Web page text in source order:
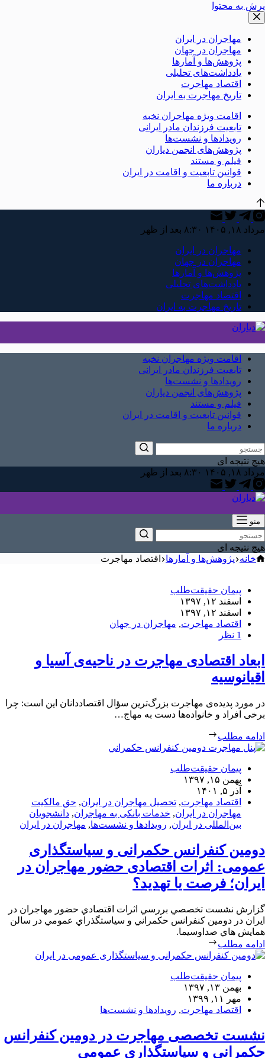
پرش به محتوا
مهاجران در ایران
مهاجران در جهان
پژوهش‌ها و آمارها
یادداشت‌های تحلیلی
اقتصاد مهاجرت
تاریخ مهاجرت به ایران
اقامت ویژه مهاجران نخبه
تابعیت فرزندان مادر ایرانی
رویدادها و نشست‌ها
پژوهش‌های انجمن دیاران
فیلم و مستند
قوانین تابعیت و اقامت در ایران
درباره ما
مرداد ۱۸, ۱۴۰۵ ۸:۳۰ بعد از ظهر
مهاجران در ایران
مهاجران در جهان
پژوهش‌ها و آمارها
یادداشت‌های تحلیلی
اقتصاد مهاجرت
تاریخ مهاجرت به ایران
اقامت ویژه مهاجران نخبه
تابعیت فرزندان مادر ایرانی
رویدادها و نشست‌ها
پژوهش‌های انجمن دیاران
فیلم و مستند
قوانین تابعیت و اقامت در ایران
درباره ما
هیچ نتیجه ای
مرداد ۱۸, ۱۴۰۵ ۸:۳۰ بعد از ظهر
منو
هیچ نتیجه ای
خانه پژوهش‌ها و آمارها اقتصاد مهاجرت
پیمان حقیقت‌طلب
اسفند ۱۲, ۱۳۹۷
اسفند ۱۲, ۱۳۹۷
اقتصاد مهاجرت, مهاجران در جهان
1 نظر
ابعاد اقتصادی مهاجرت در ناحیه‌ی آسیا و
اقیانوسیه
در مورد پدیده‌ی مهاجرت بزرگ‌ترین سؤال اقتصاددانان این است: چرا
برخی افراد و خانواده‌ها دست به مهاج…
ادامه مطلب
پیمان حقیقت‌طلب
بهمن ۱۵, ۱۳۹۷
آذر ۵, ۱۴۰۱
اقتصاد مهاجرت, تحصیل مهاجران در ایران, حق مالکیت
مهاجران در ایران, خدمات بانکی به مهاجران, دانشجویان
بین‌المللی در ایران, رویدادها و نشست‌ها, مهاجران در ایران
دومین کنفرانس حکمرانی و سیاستگذاری
عمومی: اثرات اقتصادی حضور مهاجران در
ايران؛ فرصت يا تهديد؟
گزارش نشست تخصصي بررسي اثرات اقتصادي حضور مهاجران در
ايران در دومين كنفرانس حكمراني و سياستگذراي عمومي در سالن
همايش هاي صداوسيما.
ادامه مطلب
پیمان حقیقت‌طلب
بهمن ۱۳, ۱۳۹۷
مهر ۱۱, ۱۳۹۹
اقتصاد مهاجرت, رویدادها و نشست‌ها
نشست تخصصی مهاجرت در دومین کنفرانس
حکمرانی و سیاستگذاری عمومی